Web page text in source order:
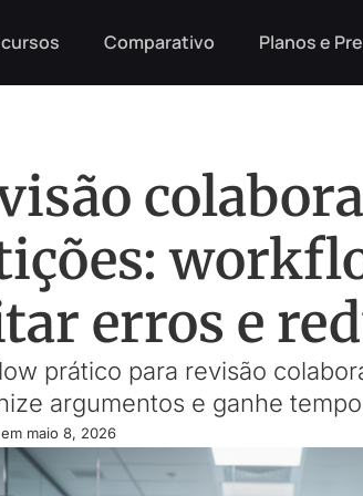
Comparativo Planos e
erros e
prático para revisão
argumentos e ganhe
maio 8, 2026